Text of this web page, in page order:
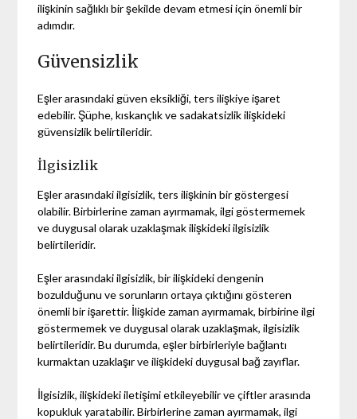
ilişkinin sağlıklı bir şekilde devam etmesi için önemli bir
adımdır.
Güvensizlik
Eşler arasındaki güven eksikliği, ters ilişkiye işaret
edebilir. Şüphe, kıskançlık ve sadakatsizlik ilişkideki
güvensizlik belirtileridir.
İlgisizlik
Eşler arasındaki ilgisizlik, ters ilişkinin bir göstergesi
olabilir. Birbirlerine zaman ayırmamak, ilgi göstermemek
ve duygusal olarak uzaklaşmak ilişkideki ilgisizlik
belirtileridir.
Eşler arasındaki ilgisizlik, bir ilişkideki dengenin
bozulduğunu ve sorunların ortaya çıktığını gösteren
önemli bir işarettir. İlişkide zaman ayırmamak, birbirine ilgi
göstermemek ve duygusal olarak uzaklaşmak, ilgisizlik
belirtileridir. Bu durumda, eşler birbirleriyle bağlantı
kurmaktan uzaklaşır ve ilişkideki duygusal bağ zayıflar.
İlgisizlik, ilişkideki iletişimi etkileyebilir ve çiftler arasında
kopukluk yaratabilir. Birbirlerine zaman ayırmamak, ilgi